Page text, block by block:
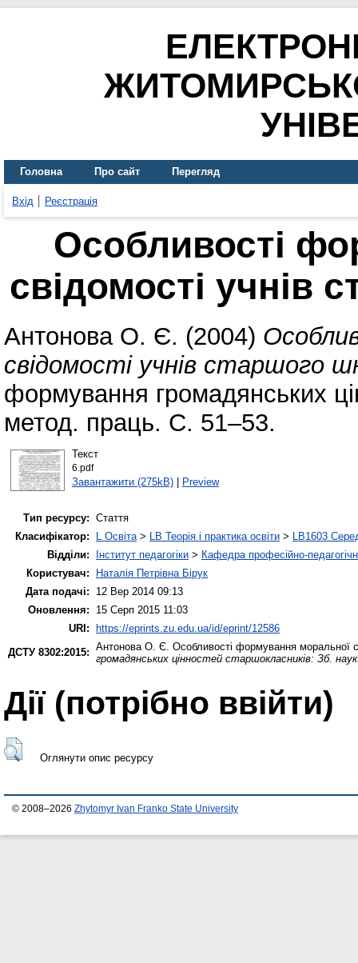
Головна Про сайт Перегляд
Вхід Реєстрація
Особливості
свідомості учнів
Антонова О. Є. (2004)
свідомості учнів старшого
формування громадянських
метод. праць. С. 51–53.
Текст
6.pdf
Завантажити (275kB)| Preview
Тип ресурсу: Стаття
Класифікатор:
L Освіта> LB Теорія і практика освіти > LB1603
Відділи:
Інститут педагогіки > Кафедра професійно-
Користувач:
Наталія Петрівна Бірук
Дата подачі:
12 Вер 2014 09:13
Оновлення:
15 Серп 2015 11:03
URI:
https://eprints.zu.edu.ua/id/eprint/12586
ДСТУ 8302:2015: Антонова О. Є. Особливості формування моральної
громадянських цінностей старшокласників: Зб.
Дії ​​(потрібно ввійти)
Оглянути опис ресурсу
© 2008–2026 Zhytomyr Ivan Franko State University